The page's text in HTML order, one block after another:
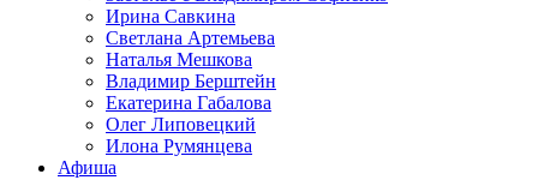
Ирина Савкина
Светлана Артемьева
Наталья Мешкова
Владимир Берштейн
Екатерина Габалова
Олег Липовецкий
Илона Румянцева
Афиша